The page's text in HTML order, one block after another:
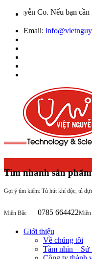
bạn cần giúp đỡ hãy
Email:
Tìm nhanh sản phẩm
Gợi ý tìm kiếm: Tủ hút khí độc, tủ
Miền Bắc 0785 664422Miền
Giới thiệu
Về chúng tôi
Tầm nhìn – Sứ